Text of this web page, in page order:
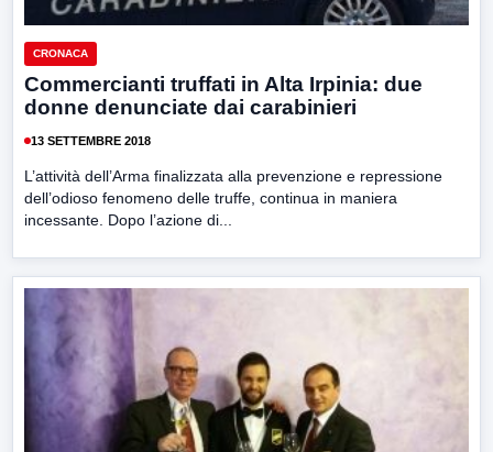
CRONACA
Commercianti truffati in Alta Irpinia: due
donne denunciate dai carabinieri
13 SETTEMBRE 2018
L’attività dell’Arma finalizzata alla prevenzione e repressione
dell’odioso fenomeno delle truffe, continua in maniera
incessante. Dopo l’azione di...